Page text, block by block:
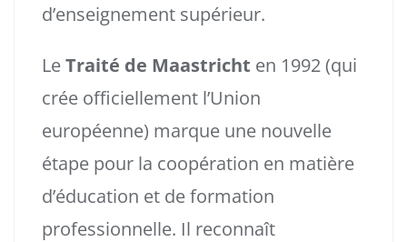
d’enseignement supérieur.
LeTraité de Maastricht en 1992 (qui
crée officiellement l’Union
européenne) marque une nouvelle
étape pour la coopération en matière
d’éducation et de formation
professionnelle. Il reconnaît